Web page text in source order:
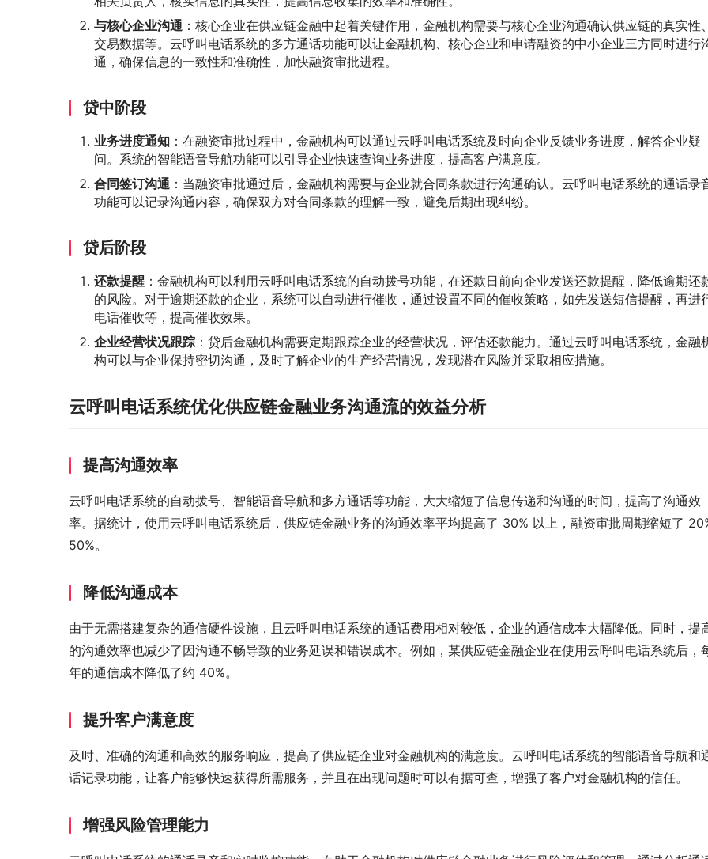
与核心企业沟通 ：核心企业在供应链金融中起着关键作用，金融机构需要与核心企业沟通确认供应链的真实性、
交易数据等。云呼叫电话系统的多方通话功能可以让金融机构、核心企业和申请融资的中小企业三方同时进行
通，确保信息的一致性和准确性，加快融资审批进程。
贷中阶段
业务进度通知 ：在融资审批过程中，金融机构可以通过云呼叫电话系统及时向企业反馈业务进度，解答企业疑
问。系统的智能语音导航功能可以引导企业快速查询业务进度，提高客户满意度。
合同签订沟通 ：当融资审批通过后，金融机构需要与企业就合同条款进行沟通确认。云呼叫电话系统的通话录
功能可以记录沟通内容，确保双方对合同条款的理解一致，避免后期出现纠纷。
贷后阶段
还款提醒 ：金融机构可以利用云呼叫电话系统的自动拨号功能，在还款日前向企业发送还款提醒，降低逾期还
的风险。对于逾期还款的企业，系统可以自动进行催收，通过设置不同的催收策略，如先发送短信提醒，再进
电话催收等，提高催收效果。
企业经营状况跟踪 ：贷后金融机构需要定期跟踪企业的经营状况，评估还款能力。通过云呼叫电话系统，金融
构可以与企业保持密切沟通，及时了解企业的生产经营情况，发现潜在风险并采取相应措施。
云呼叫电话系统优化供应链金融业务沟通流的效益分析
提高沟通效率
云呼叫电话系统的自动拨号、智能语音导航和多方通话等功能，大大缩短了信息传递和沟通的时间，提高了沟通效
率。据统计，使用云呼叫电话系统后，供应链金融业务的沟通效率平均提高了 30% 以上，融资审批周期缩短了
50%。
降低沟通成本
由于无需搭建复杂的通信硬件设施，且云呼叫电话系统的通话费用相对较低，企业的通信成本大幅降低。同时，提
的沟通效率也减少了因沟通不畅导致的业务延误和错误成本。例如，某供应链金融企业在使用云呼叫电话系统后，
年的通信成本降低了约 40%。
提升客户满意度
及时、准确的沟通和高效的服务响应，提高了供应链企业对金融机构的满意度。云呼叫电话系统的智能语音导航和
话记录功能，让客户能够快速获得所需服务，并且在出现问题时可以有据可查，增强了客户对金融机构的信任。
增强风险管理能力